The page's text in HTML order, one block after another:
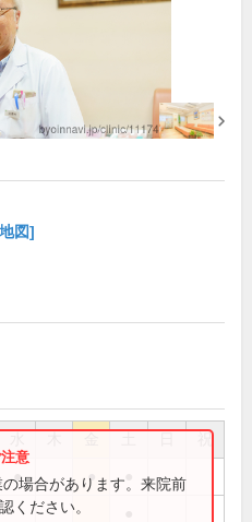
図]
祝
● ●
場合があります。来院前
ください。